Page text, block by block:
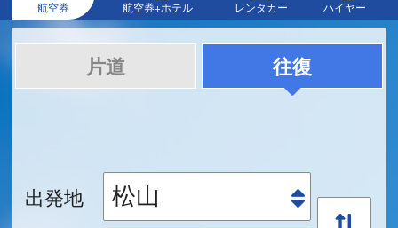
航空券 航空券+ホテル レンタカー ハイヤー
片道 往復
出発地